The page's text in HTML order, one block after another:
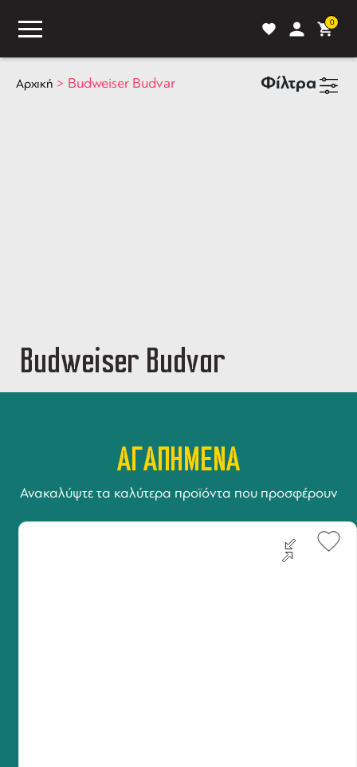
0
Αρχική > Budweiser Budvar Φίλτρα
Budweiser Budvar
ΑΓΑΠΗΜΕΝΑ
Ανακαλύψτε τα καλύτερα προϊόντα που προσφέρουν